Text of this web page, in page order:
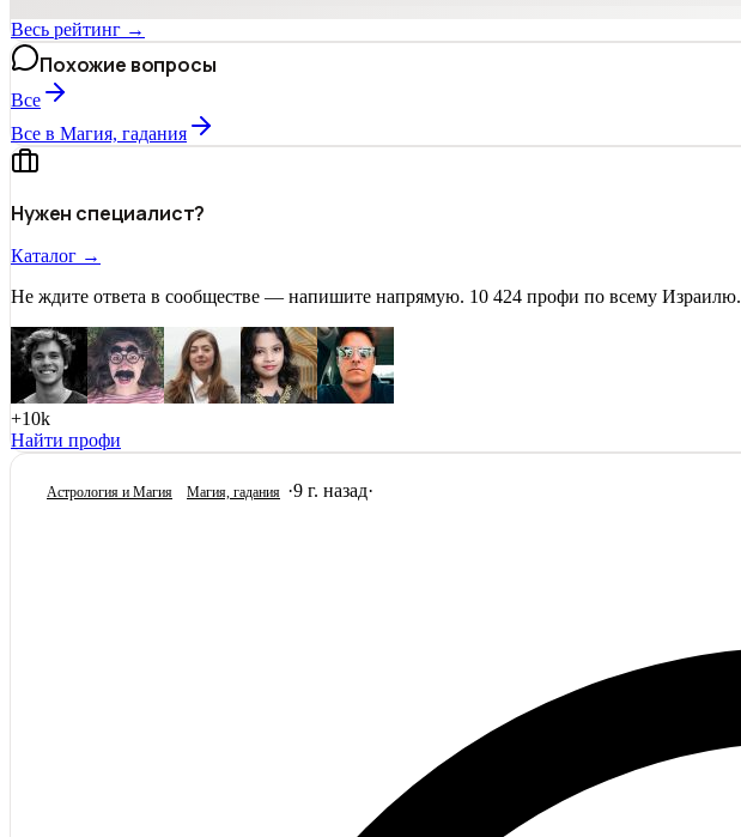
Весь рейтинг →
Похожие вопросы
Все
Все в Магия, гадания
Нужен специалист?
Каталог →
Не ждите ответа в сообществе — напишите напрямую. 10 424 профи по всему Израилю.
+10k
Найти профи
Астрология и Магия Магия, гадания ·9 г. назад·